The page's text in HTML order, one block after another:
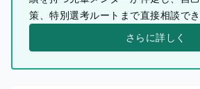
策、特別選考ルートまで直接相談でき
さらに詳しく